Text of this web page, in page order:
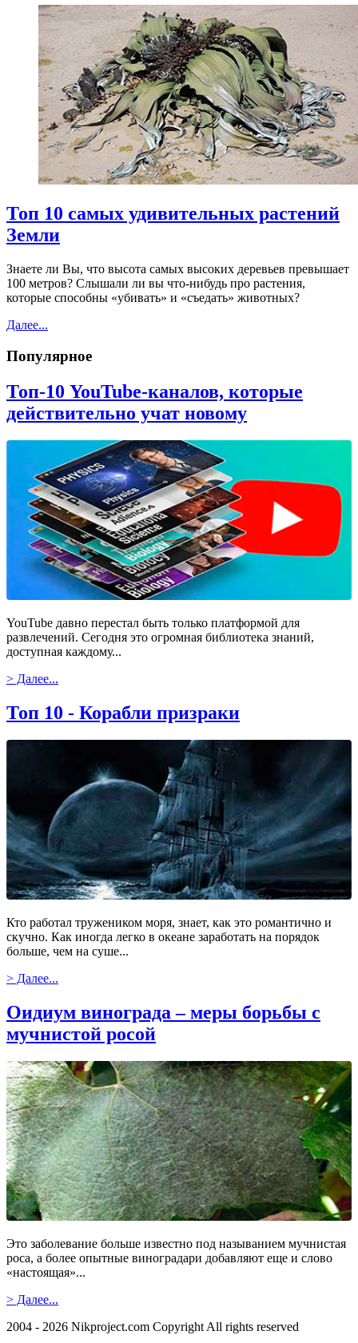
Топ 10 самых удивительных растений
Земли
Знаете ли Вы, что высота самых высоких деревьев превышает
100 метров? Слышали ли вы что-нибудь про растения,
которые способны «убивать» и «съедать» животных?
Далее...
Популярное
Топ-10 YouTube-каналов, которые
действительно учат новому
YouTube давно перестал быть только платформой для
развлечений. Сегодня это огромная библиотека знаний,
доступная каждому...
> Далее...
Топ 10 - Корабли призраки
Кто работал тружеником моря, знает, как это романтично и
скучно. Как иногда легко в океане заработать на порядок
больше, чем на суше...
> Далее...
Оидиум винограда – меры борьбы c
мучнистой росой
Это заболевание больше известно под называнием мучнистая
роса, а более опытные виноградари добавляют еще и слово
«настоящая»...
> Далее...
2004 - 2026 Nikproject.com Copyright All rights reserved